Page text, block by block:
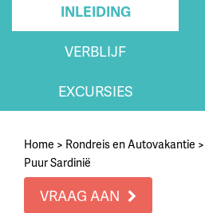
INLEIDING
VERBLIJF
EXCURSIES
Home > Rondreis en Autovakantie >
Puur Sardinië
VRAAG AAN